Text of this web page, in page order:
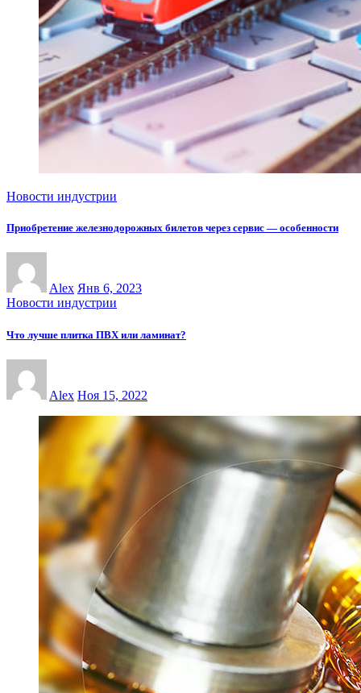
Новости индустрии
Приобретение железнодорожных билетов через сервис — особенности
Alex Янв 6, 2023
Новости индустрии
Что лучше плитка ПВХ или ламинат?
Alex Ноя 15, 2022